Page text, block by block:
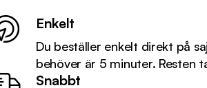
Enkelt
Du beställer enkelt direkt på
behöver är 5 minuter. Resten
Snabbt